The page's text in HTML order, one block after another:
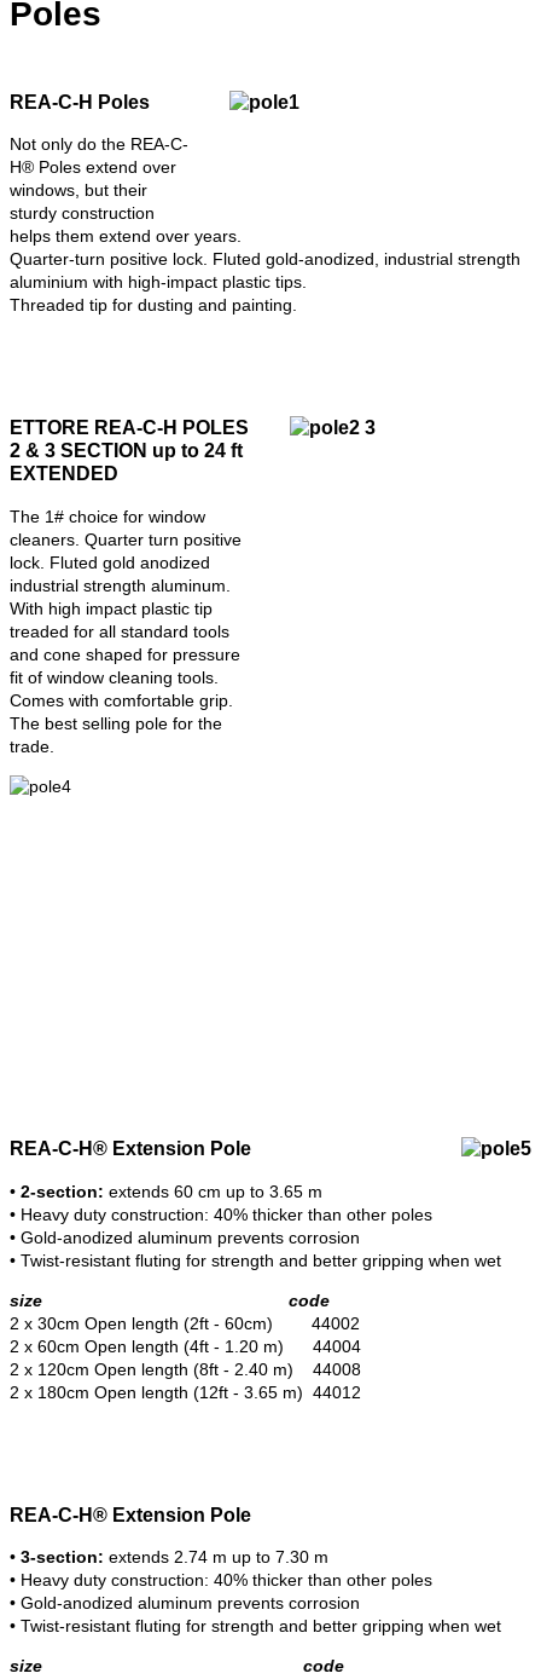
Poles
REA-C-H Poles
Not only do the REA-C-
H® Poles extend over
windows, but their
sturdy construction
helps them extend over years.
Quarter-turn positive lock. Fluted gold-anodized, industrial strength
aluminium with high-impact plastic tips.
Threaded tip for dusting and painting.
ETTORE REA-C-H POLES
2 & 3 SECTION up to 24 ft
EXTENDED
The 1# choice for window
cleaners. Quarter turn positive
lock. Fluted gold anodized
industrial strength aluminum.
With high impact plastic tip
treaded for all standard tools
and cone shaped for pressure
fit of window cleaning tools.
Comes with comfortable grip.
The best selling pole for the
trade.
REA-C-H® Extension Pole
• 2-section: extends 60 cm up to 3.65 m
• Heavy duty construction: 40% thicker than other poles
• Gold-anodized aluminum prevents corrosion
• Twist-resistant fluting for strength and better gripping when wet
size code
2 x 30cm Open length (2ft - 60cm) 44002
2 x 60cm Open length (4ft - 1.20 m) 44004
2 x 120cm Open length (8ft - 2.40 m) 44008
2 x 180cm Open length (12ft - 3.65 m) 44012
REA-C-H® Extension Pole
• 3-section: extends 2.74 m up to 7.30 m
• Heavy duty construction: 40% thicker than other poles
• Gold-anodized aluminum prevents corrosion
• Twist-resistant fluting for strength and better gripping when wet
size code